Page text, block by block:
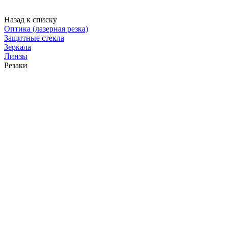
Назад к списку
Оптика (лазерная резка)
Защитные стекла
Зеркала
Линзы
Резаки